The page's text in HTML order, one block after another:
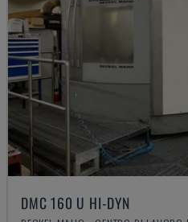
DMC 160 U HI-DYN